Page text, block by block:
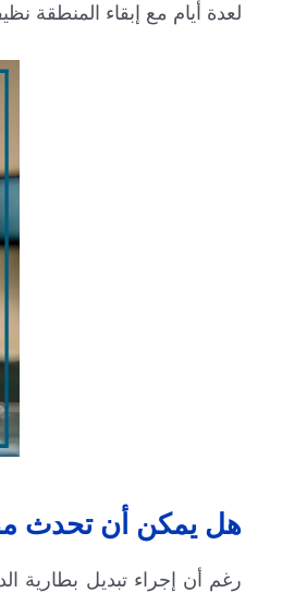
لعدة أيام مع إبقاء المنطقة
هل يمكن أن تحدث
رغم أن إجراء تبديل بطارية